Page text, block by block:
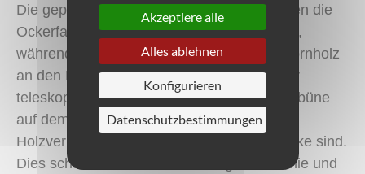
Akzeptiere alle
Alles ablehnen
Konfigurieren
Datenschutzbestimmungen
Die gepolsterten ARCOLOGIA-Bänke greifen die
Ockerfarbe der gefärbten Betonfassade auf,
während die Ausführungen aus echtem Ahornholz
an den Rückverkleidungen und Sockeln der
teleskopischen Tribüne sowie der festen Tribüne
auf dem Balkon identisch mit den
Holzverkleidungen der Wände und der Decke sind.
Dies schafft eine äußerst stimmige Harmonie und